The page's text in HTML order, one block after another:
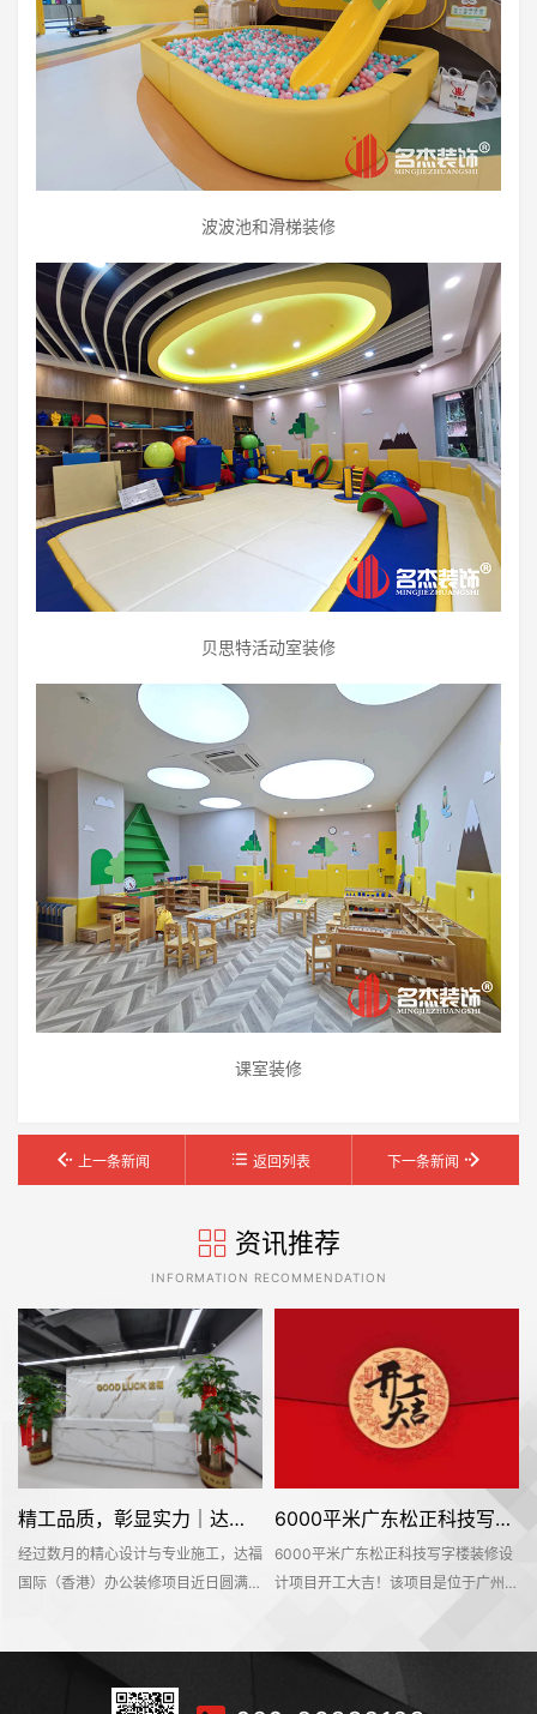
波波池和滑梯装修
贝思特活动室装修
课室装修
上一条新闻 返回列表 下一条新闻
资讯推荐
INFORMATION RECOMMENDATION
精工品质，彰显实力｜达福国际（香港）办公空间圆满交付
经过数月的精心设计与专业施工，达福
国际（香港）办公装修项目近日圆满竣
这家外贸服装行业企业打造了一个兼具
专业形象与高效实用的现代化办公环
6000平米广东松正科技写字楼装修设计项目开工大吉
6000平米广东松正科技写字楼装修设
计项目开工大吉！该项目是位于广州市
设计项目。在此感谢广东松正科技公司
对名杰装饰的信赖和支持，我们会按时